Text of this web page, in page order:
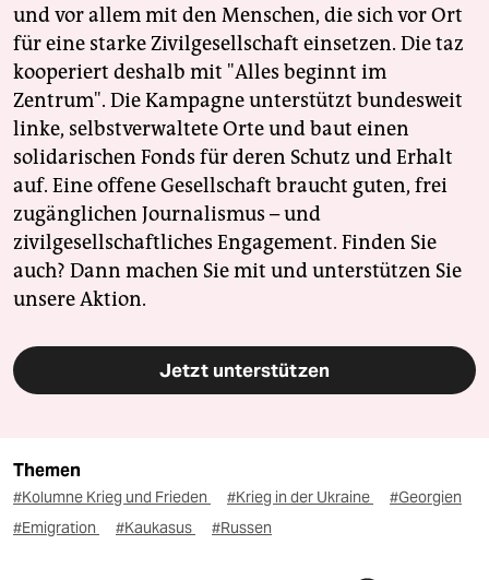
und vor allem mit den Menschen, die sich vor Ort
für eine starke Zivilgesellschaft einsetzen. Die taz
kooperiert deshalb mit "Alles beginnt im
Zentrum". Die Kampagne unterstützt bundesweit
linke, selbstverwaltete Orte und baut einen
solidarischen Fonds für deren Schutz und Erhalt
auf. Eine offene Gesellschaft braucht guten, frei
zugänglichen Journalismus – und
zivilgesellschaftliches Engagement. Finden Sie
auch? Dann machen Sie mit und unterstützen Sie
unsere Aktion.
Jetzt unterstützen
Themen
#Kolumne Krieg und Frieden #Krieg in der Ukraine
#Georgien
#Emigration
#Kaukasus #Russen